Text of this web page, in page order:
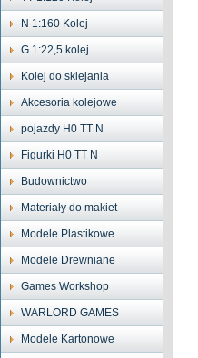
N 1:160 Kolej
G 1:22,5 kolej
Kolej do sklejania
Akcesoria kolejowe
pojazdy H0 TT N
Figurki H0 TT N
Budownictwo
Materiały do makiet
Modele Plastikowe
Modele Drewniane
Games Workshop
WARLORD GAMES
Modele Kartonowe